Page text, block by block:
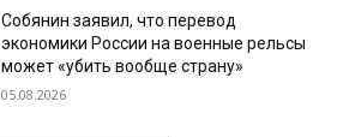
Собянин заявил, что перевод
экономики России на военные рельсы
может «убить вообще страну»
05.08.2026